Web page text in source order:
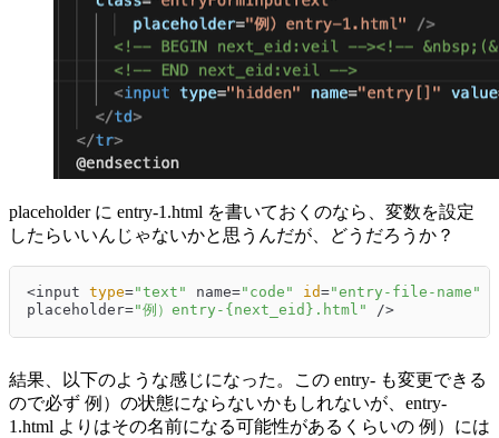
placeholder に entry-1.html を書いておくのなら、変数を設定
したらいいんじゃないかと思うんだが、どうだろうか？
<input type="text" name="code" id="entry-file-name"
placeholder="例）entry-{next_eid}.html" />
結果、以下のような感じになった。この entry- も変更できる
ので必ず 例）の状態にならないかもしれないが、entry-
1.html よりはその名前になる可能性があるくらいの 例）には